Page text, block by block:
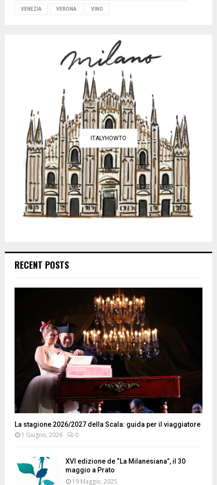
VENEZIA VERONA VINO
ITALYHOWTO
RECENT POSTS
La stagione 2026/2027 della Scala: guida per il viaggiatore
1 Giugno, 2026 0
XVI edizione de “La Milanesiana”, il 30
maggio a Prato
19 Maggio, 2025